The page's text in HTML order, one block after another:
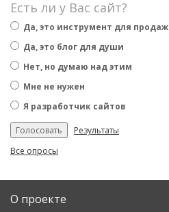
Есть ли у Вас сайт?
Да, это инструмент для продаж
Да, это блог для души
Нет, но думаю над этим
Мне не нужен
Я разработчик сайтов
Результаты
Все опросы
О проекте